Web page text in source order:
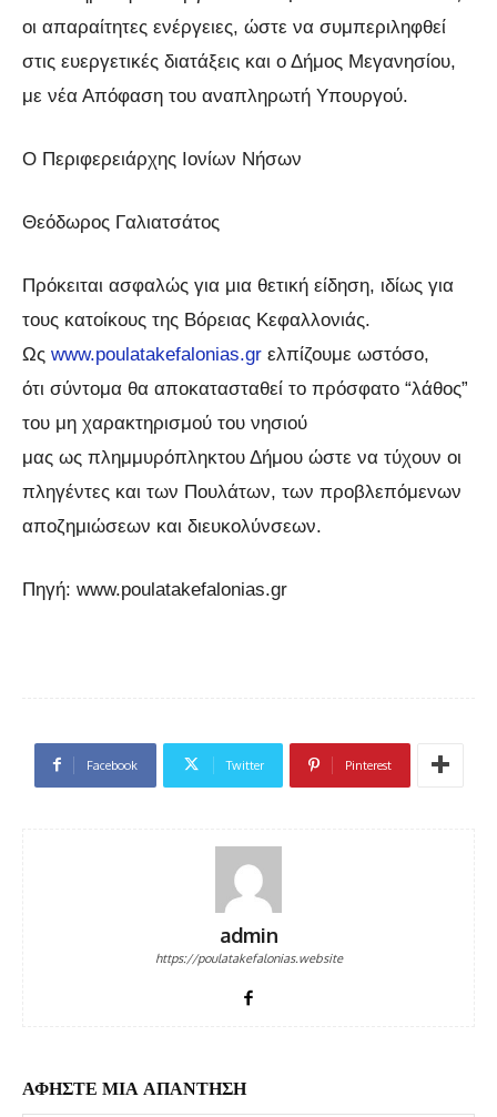
οι απαραίτητες ενέργειες, ώστε να συμπεριληφθεί
στις ευεργετικές διατάξεις και ο Δήμος Μεγανησίου,
με νέα Απόφαση του αναπληρωτή Υπουργού.
Ο Περιφερειάρχης Ιονίων Νήσων
Θεόδωρος Γαλιατσάτος
Πρόκειται ασφαλώς για μια θετική είδηση, ιδίως για
τους κατοίκους της Βόρειας Κεφαλλονιάς.
Ως www.poulatakefalonias.gr ελπίζουμε ωστόσο,
ότι σύντομα θα αποκατασταθεί το πρόσφατο “λάθος”
του μη χαρακτηρισμού του νησιού
μας ως πλημμυρόπληκτου Δήμου ώστε να τύχουν οι
πληγέντες και των Πουλάτων, των προβλεπόμενων
αποζημιώσεων και διευκολύνσεων.
Πηγή: www.poulatakefalonias.gr
Facebook Twitter Pinterest
admin
https://poulatakefalonias.website
ΑΦΗΣΤΕ ΜΙΑ ΑΠΑΝΤΗΣΗ